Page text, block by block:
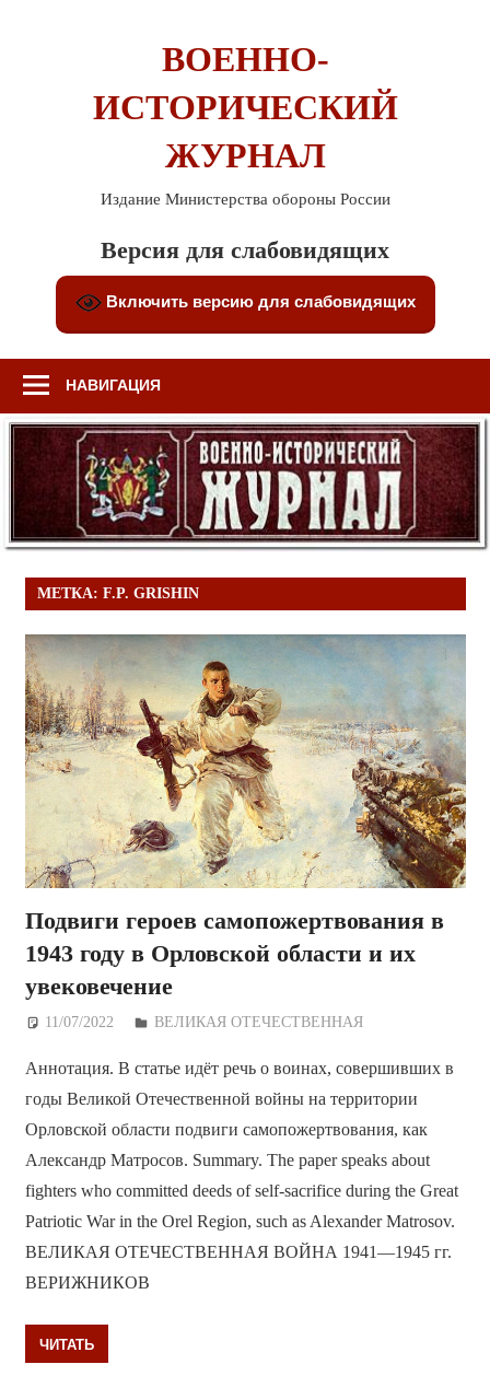
ВОЕННО-
ИСТОРИЧЕСКИЙ
ЖУРНАЛ
Издание Министерства обороны России
Версия для слабовидящих
Включить версию для слабовидящих
НАВИГАЦИЯ
МЕТКА: F.P. GRISHIN
Подвиги героев самопожертвования в
1943 году в Орловской области и их
увековечение
11/07/2022 Дежурный по Редакции
ВЕЛИКАЯ ОТЕЧЕСТВЕННАЯ
Аннотация. В статье идёт речь о воинах, совершивших в
годы Великой Отечественной войны на территории
Орловской области подвиги самопожертвования, как
Александр Матросов. Summary. The paper speaks about
fighters who committed deeds of self-sacrifice during the Great
Patriotic War in the Orel Region, such as Alexander Matrosov.
ВЕЛИКАЯ ОТЕЧЕСТВЕННАЯ ВОЙНА 1941—1945 гг.
ВЕРИЖНИКОВ
ЧИТАТЬ